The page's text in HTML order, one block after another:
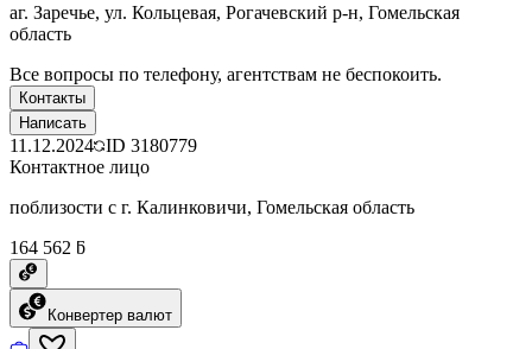
аг. Заречье, ул. Кольцевая, Рогачевский р-н, Гомельская
область
Все вопросы по телефону, агентствам не беспокоить.
Контакты
Написать
11.12.2024 ID 3180779
Контактное лицо
поблизости с г. Калинковичи, Гомельская область
164 562 ƃ
Конвертер валют